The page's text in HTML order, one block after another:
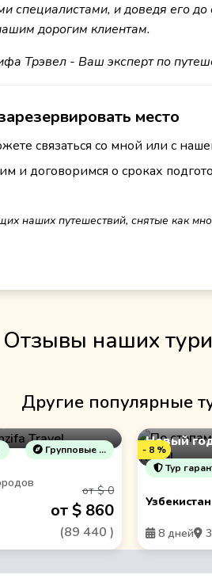
специалистами, и доведя его
дорогим клиентам.
Трэвел - Ваш эксперт по
место
связаться со мной или с
и договоримся о сроках
наших путешествий, снятые как
Отзывы наших
Другие популярные
Групповые туры
от $ 0
от $ 860
(89 440 )
- 8 %
Новый
Тур
Узбекистан
8 дней